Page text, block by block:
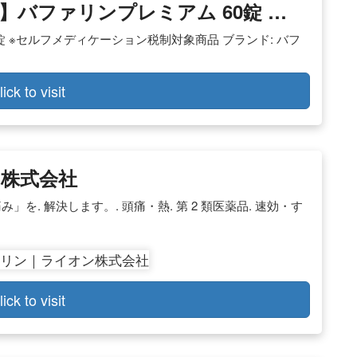
バファリンプレミアム 60錠 …
セルフメディケーション税制対象商品 ブランド: バフ
to visit
式会社
」を. 解決します。. 頭痛・熱. 第 2 類医薬品. 速効・す
to visit